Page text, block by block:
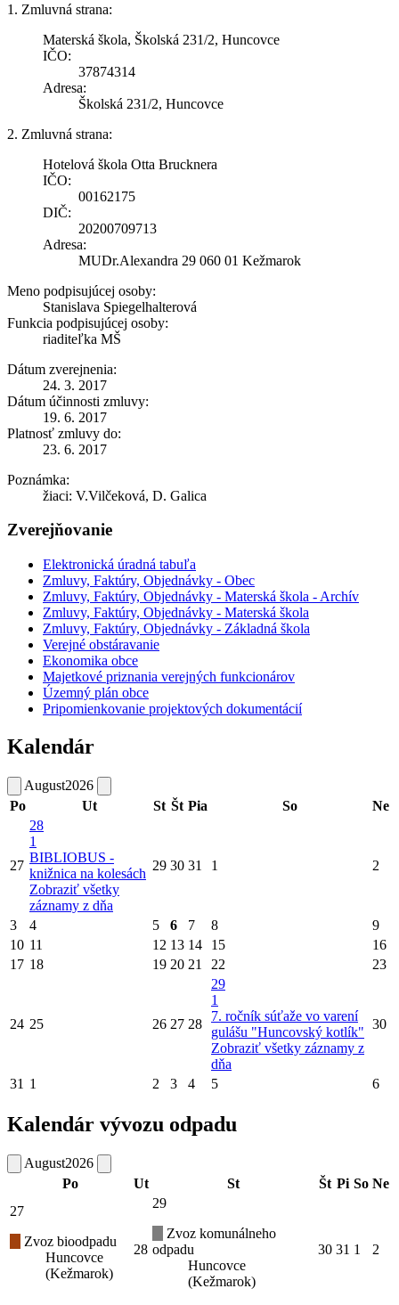
1. Zmluvná strana:
Materská škola, Školská 231/2, Huncovce
IČO:
37874314
Adresa:
Školská 231/2, Huncovce
2. Zmluvná strana:
Hotelová škola Otta Brucknera
IČO:
00162175
DIČ:
20200709713
Adresa:
MUDr.Alexandra 29 060 01 Kežmarok
Meno podpisujúcej osoby:
Stanislava Spiegelhalterová
Funkcia podpisujúcej osoby:
riaditeľka MŠ
Dátum zverejnenia:
24. 3. 2017
Dátum účinnosti zmluvy:
19. 6. 2017
Platnosť zmluvy do:
23. 6. 2017
Poznámka:
žiaci: V.Vilčeková, D. Galica
Zverejňovanie
Elektronická úradná tabuľa
Zmluvy, Faktúry, Objednávky - Obec
Zmluvy, Faktúry, Objednávky - Materská škola - Archív
Zmluvy, Faktúry, Objednávky - Materská škola
Zmluvy, Faktúry, Objednávky - Základná škola
Verejné obstáravanie
Ekonomika obce
Majetkové priznania verejných funkcionárov
Územný plán obce
Pripomienkovanie projektových dokumentácií
Kalendár
August2026
Po
Ut St Št Pia So Ne
27
28
1
BIBLIOBUS -
knižnica na kolesách
Zobraziť všetky
záznamy z dňa
29 30 31 1 2
3 4 5 6 7 8
9
10 11 12 13 14 15
16
17 18 19 20 21 22 23
24 25 26 27 28
29
1
7. ročník súťaže vo varení
gulášu "Huncovský kotlík"
Zobraziť všetky záznamy z
dňa
30
31 1 2 3 4 5 6
Kalendár vývozu odpadu
August2026
Po
Ut St Št Pi So Ne
27
Zvoz bioodpadu
Huncovce
(Kežmarok)
28
29
Zvoz komunálneho
odpadu
Huncovce
(Kežmarok)
30 31 1 2